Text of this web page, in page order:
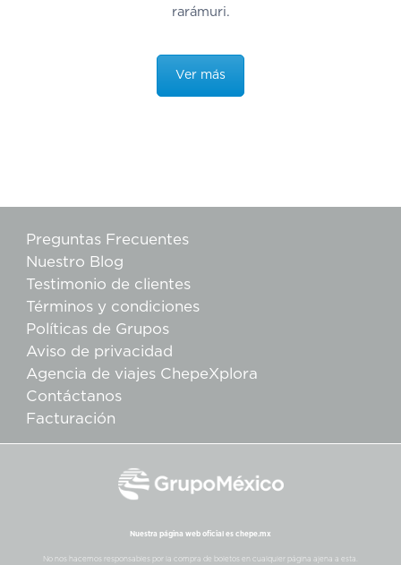
rarámuri.
Ver más
Preguntas Frecuentes
Nuestro Blog
Testimonio de clientes
Términos y condiciones
Políticas de Grupos
Aviso de privacidad
Agencia de viajes ChepeXplora
Contáctanos
Facturación
Nuestra página web oficial es chepe.mx
No nos hacemos responsables por la compra de boletos en cualquier página ajena a esta.